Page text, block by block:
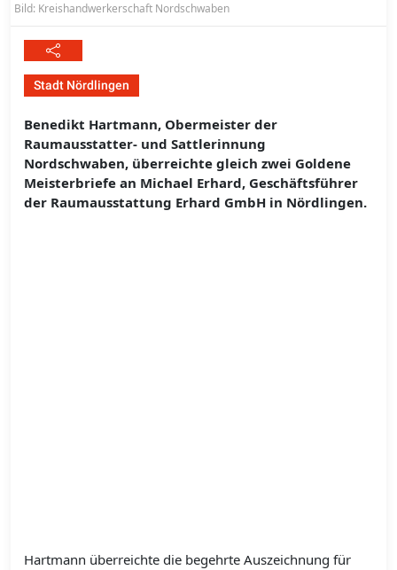
Bild: Kreishandwerkerschaft Nordschwaben
Stadt Nördlingen
Benedikt Hartmann, Obermeister der
Raumausstatter- und Sattlerinnung
Nordschwaben, überreichte gleich zwei Goldene
Meisterbriefe an Michael Erhard, Geschäftsführer
der Raumausstattung Erhard GmbH in Nördlingen.
Hartmann überreichte die begehrte Auszeichnung für